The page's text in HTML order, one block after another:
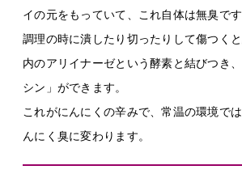
イの元をもっていて、これ自体は無臭で
調理の時に潰したり切ったりして傷つく
内のアリイナーゼという酵素と結びつき
シン」ができます。
これがにんにくの辛みで、常温の環境で
んにく臭に変わります。